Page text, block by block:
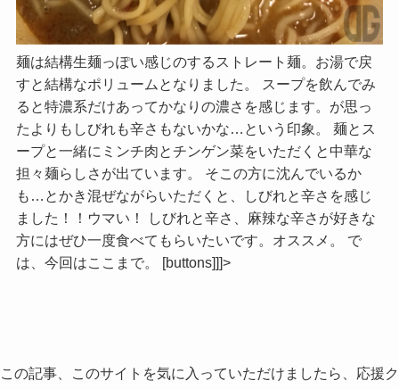
麺は結構生麺っぽい感じのするストレート麺。お湯で戻
すと結構なポリュームとなりました。 スープを飲んでみ
ると特濃系だけあってかなりの濃さを感じます。が思っ
たよりもしびれも辛さもないかな…という印象。 麺とス
ープと一緒にミンチ肉とチンゲン菜をいただくと中華な
担々麺らしさが出ています。 そこの方に沈んでいるか
も…とかき混ぜながらいただくと、しびれと辛さを感じ
ました！！ウマい！ しびれと辛さ、麻辣な辛さが好きな
方にはぜひ一度食べてもらいたいです。オススメ。 で
は、今回はここまで。 [buttons]]]>
この記事、このサイトを気に入っていただけましたら、応援ク